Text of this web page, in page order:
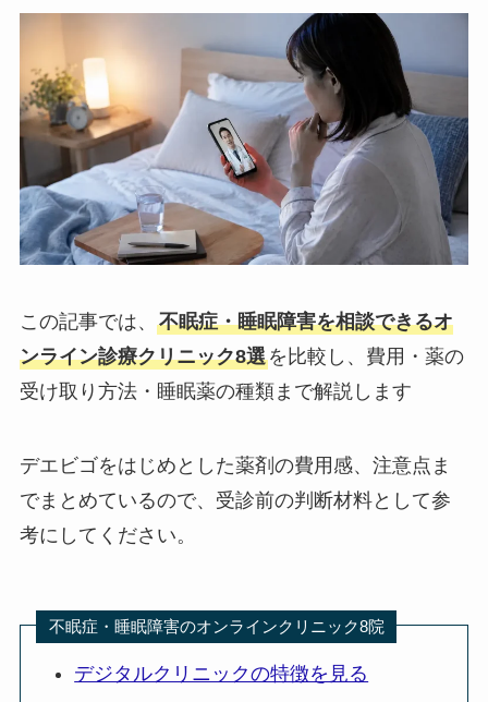
この記事では、 不眠症・睡眠障害を相談できるオ
ンライン診療クリニック8選を比較し、費用・薬の
受け取り方法・睡眠薬の種類まで解説します
デエビゴをはじめとした薬剤の費用感、注意点ま
でまとめているので、受診前の判断材料として参
考にしてください。
不眠症・睡眠障害のオンラインクリニック8院
デジタルクリニックの特徴を見る